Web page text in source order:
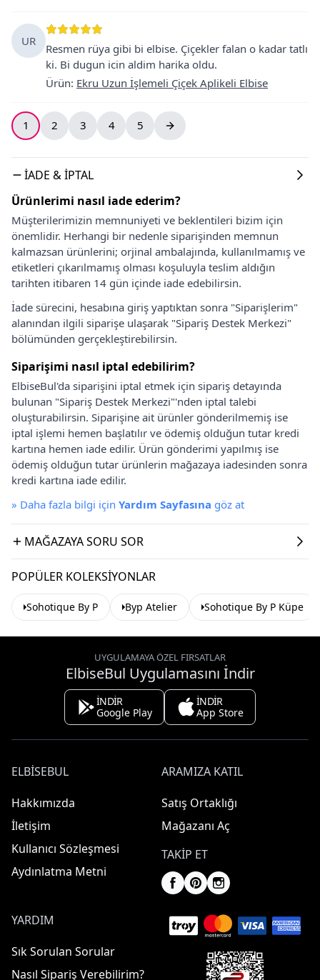
UR
Resmen rüya gibi bi elbise. Çiçekler falan o kadar tatlı
ki. Bi dugun icin aldim harika oldu.
Ürün: Ekru Uzun İşlemeli Çiçek Aplikeli Elbise
1 2 3 4 5
İADE & İPTAL
Ürünlerimi nasıl iade ederim?
Müşterilerimizin memnuniyeti ve beklentileri bizim için
önemlidir. Herhangi bir nedenle siparişinden memnun
kalmazsan ürünlerini; orjinal ambalajında, kullanılmamış ve
etiketleri çıkarılmamış olması koşuluyla teslim aldığın
tarihten itibaren 14 gün içinde iade edebilirsin.
İade sürecini, hesabına giriş yaptıktan sonra "Siparişlerim"
alanından ilgili siparişe ulaşarak "Sipariş Destek Merkezi"
bölümünden gerçekleştirebilirsin.
Siparişimi nasıl iptal edebilirim?
ElbiseBul'da siparişini iptal etmek için sipariş detayında
bulunan "Sipariş Destek Merkezi"'nden iptal talebi
oluşturabilirsin. Siparişine ait ürünler gönderilmemiş ise
iptal işlemi hemen başlatılır ve ödemiş olduğun tutar kredi
kartına hemen iade edilir. Ürün gönderimi yapılmış ise
ödemiş olduğun tutar ürünlerin mağazaya iadesinden sonra
kredi kartına iade edilir.
» Daha fazla bilgi için Yardım Sayfasına göz at
MAĞAZAYA SORU SOR
POPÜLER KOLEKSIYONLAR
Sohotique By P Byp Atelier Sohotique By P Küpe
UYGULAMAYA ÖZEL FIRSATLAR
ElbiseBul Uygulamasını İndir
İNDİR
Google Play
İNDİR
App Store
ELBISEBUL
Hakkımızda
İletişim
Kullanıcı Sözleşmesi
Aydınlatma Metni
ARAMIZA KATIL
Satış Ortaklığı
Mağazanı Aç
TAKIP ET
YARDIM
Sık Sorulan Sorular
Nasıl Sipariş Verebilirim?